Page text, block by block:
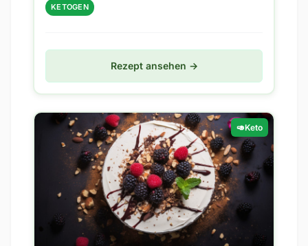
KETOGEN
Rezept ansehen →
🥑Keto